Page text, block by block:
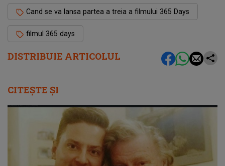
DISTRIBUIE ARTICOLUL
Cand se va lansa partea a treia a filmului 365 Days
filmul 365 days
CITEȘTE ȘI